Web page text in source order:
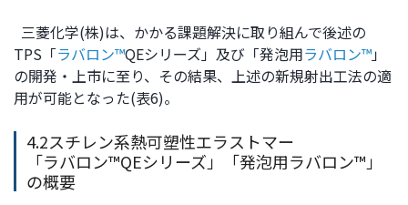
三菱化学(株)は、かかる課題解決に取り組んで後述の
TPS「ラバロン™QEシリーズ」及び「発泡用ラバロン™」
の開発・上市に至り、その結果、上述の新規射出工法の適
用が可能となった(表6)。
4.2スチレン系熱可塑性エラストマー
「ラバロン™QEシリーズ」「発泡用ラバロン™」
の概要